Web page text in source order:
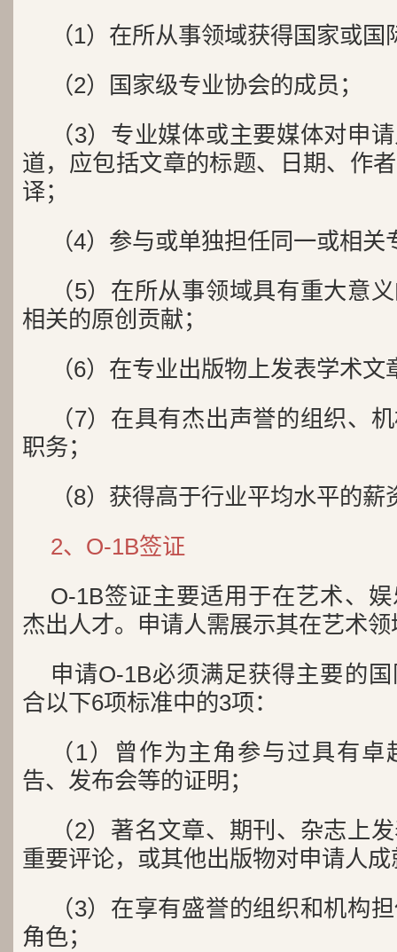
（1）在所从事领域获得国家或
（2）国家级专业协会的成员；
（3）专业媒体或主要媒体对申
道，应包括文章的标题、日期、作
译；
（4）参与或单独担任同一或相
（5）在所从事领域具有重大意
相关的原创贡献；
（6）在专业出版物上发表学术文
（7）在具有杰出声誉的组织、
职务；
（8）获得高于行业平均水平的薪
2、O-1B签证
O-1B签证主要适用于在艺术、
杰出人才。申请人需展示其在艺术
申请O-1B必须满足获得主要的
合以下6项标准中的3项：
（1）曾作为主角参与过具有
告、发布会等的证明；
（2）著名文章、期刊、杂志上
重要评论，或其他出版物对申请人
（3）在享有盛誉的组织和机构
角色；